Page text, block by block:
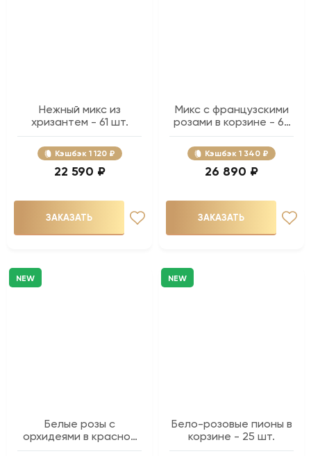
Нежный микс из
хризантем - 61 шт.
Кэшбэк 1 120 ₽
22 590 ₽
ЗАКАЗАТЬ
Микс с французскими
розами в корзине - 65
шт.
Кэшбэк 1 340 ₽
26 890 ₽
ЗАКАЗАТЬ
NEW
Белые розы с
орхидеями в красной
корзине - 51 шт.
NEW
Бело-розовые пионы в
корзине - 25 шт.